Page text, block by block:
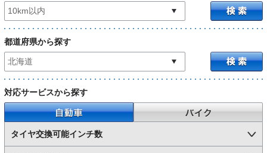
都道府県から探す
対応サービスから探す
自動車
バイク
タイヤ交換可能インチ数